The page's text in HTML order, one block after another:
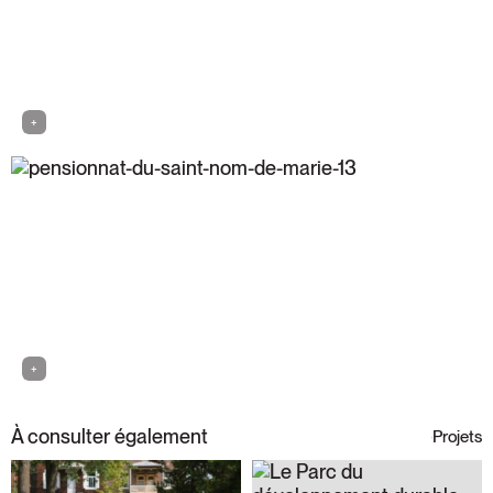
+
+
À consulter également Projets